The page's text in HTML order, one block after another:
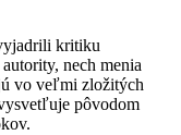
kritiku
nech menia
vo veľmi zložitých
pôvodom